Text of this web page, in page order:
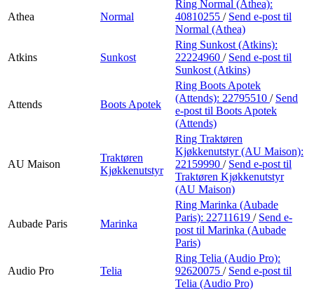
Athea Normal
Ring Normal (Athea):
40810255 / Send e-post til
Normal (Athea)
Atkins Sunkost
Ring Sunkost (Atkins):
22224960 / Send e-post til
Sunkost (Atkins)
Attends Boots Apotek
Ring Boots Apotek
(Attends): 22795510 / Send
e-post til Boots Apotek
(Attends)
AU Maison
Traktøren
Kjøkkenutstyr
Ring Traktøren
Kjøkkenutstyr (AU Maison):
22159990 / Send e-post til
Traktøren Kjøkkenutstyr
(AU Maison)
Aubade Paris Marinka
Ring Marinka (Aubade
Paris): 22711619 / Send e-
post til Marinka (Aubade
Paris)
Audio Pro Telia
Ring Telia (Audio Pro):
92620075 / Send e-post til
Telia (Audio Pro)